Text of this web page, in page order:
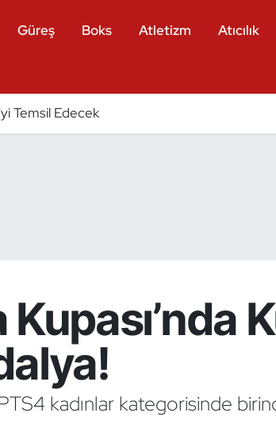
Güreş Boks Atletizm Atıcılık
Temsil Edecek
kadınlar kategorisinde